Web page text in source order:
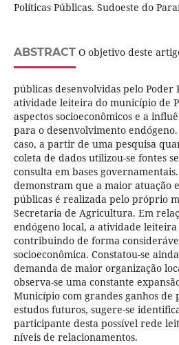
Políticas Públicas. Sudoeste do
ABSTRACTO objetivo deste
públicas desenvolvidas pelo Poder
atividade leiteira do município de
aspectos socioeconômicos e a
para o desenvolvimento
caso, a partir de uma pesquisa
coleta de dados utilizou-se fontes
consulta em bases
demonstram que a maior atuação
públicas é realizada pelo próprio
Secretaria de Agricultura. Em
endógeno local, a atividade
contribuindo de forma
socioeconômica. Constatou-se
demanda de maior organização
observa-se uma constante
Município com grandes ganhos de
estudos futuros, sugere-se
participante desta possível rede
níveis de relacionamentos.